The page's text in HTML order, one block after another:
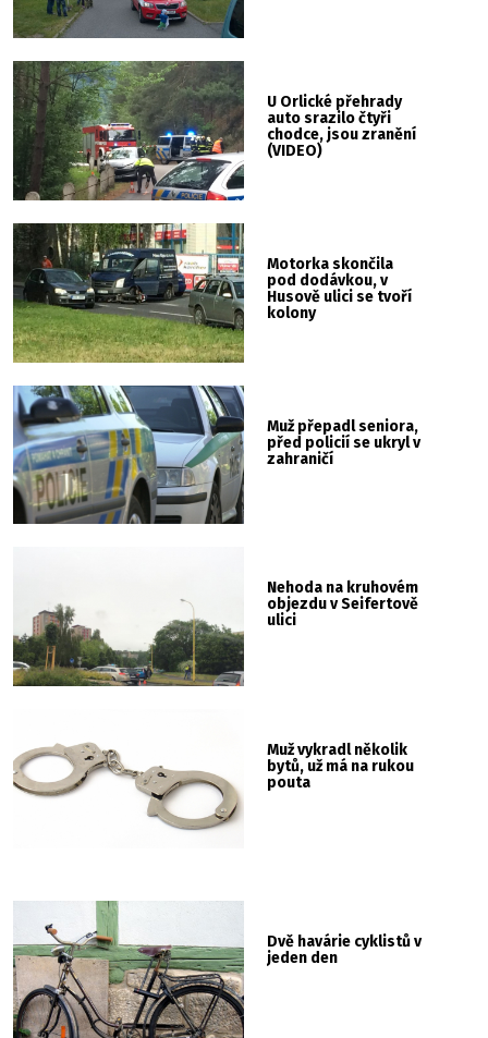
U Orlické přehrady
auto srazilo čtyři
chodce, jsou zranění
(VIDEO)
Motorka skončila
pod dodávkou, v
Husově ulici se tvoří
kolony
Muž přepadl seniora,
před policií se ukryl v
zahraničí
Nehoda na kruhovém
objezdu v Seifertově
ulici
Muž vykradl několik
bytů, už má na rukou
pouta
Dvě havárie cyklistů v
jeden den